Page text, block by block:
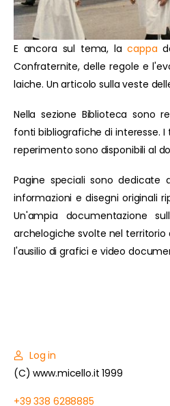
E ancora sul tema, lacappa
Confraternite, delle regole e
laiche. Un articolo sulla veste
Nella sezione Biblioteca sono
fonti bibliografiche di interesse.
reperimento sono disponibili al
Pagine speciali sono dedicate
informazioni e disegni originali
Un'ampia documentazione
archelogiche svolte nel territorio
l'ausilio di grafici e video
Log in
(C) www.micello.it 1999
+39 338 6288885